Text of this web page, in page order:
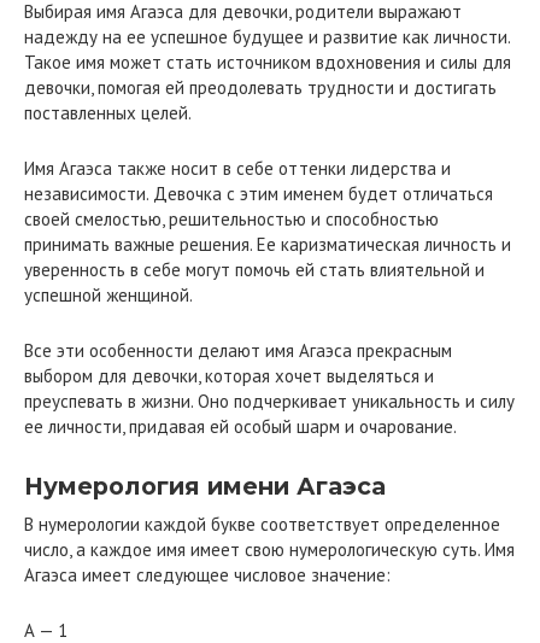
Выбирая имя Агаэса для девочки, родители выражают
надежду на ее успешное будущее и развитие как личности.
Такое имя может стать источником вдохновения и силы для
девочки, помогая ей преодолевать трудности и достигать
поставленных целей.
Имя Агаэса также носит в себе оттенки лидерства и
независимости. Девочка с этим именем будет отличаться
своей смелостью, решительностью и способностью
принимать важные решения. Ее каризматическая личность и
уверенность в себе могут помочь ей стать влиятельной и
успешной женщиной.
Все эти особенности делают имя Агаэса прекрасным
выбором для девочки, которая хочет выделяться и
преуспевать в жизни. Оно подчеркивает уникальность и силу
ее личности, придавая ей особый шарм и очарование.
Нумерология имени Агаэса
В нумерологии каждой букве соответствует определенное
число, а каждое имя имеет свою нумерологическую суть. Имя
Агаэса имеет следующее числовое значение:
А — 1